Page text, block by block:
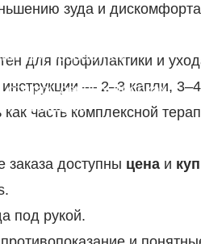
при возрастной,
и кондуктивной
отитах, серных пробках
и тиннитусе
зуда и
для профилактики и
— 2–3 капли,
часть комплексной
заказа доступны цена и
под рукой.